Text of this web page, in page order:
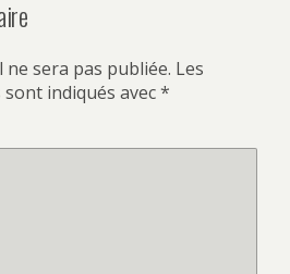
sera pas publiée. Les
indiqués avec*